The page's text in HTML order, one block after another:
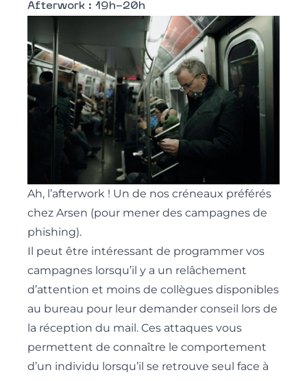
Afterwork : 19h-20h
Ah, l’afterwork ! Un de nos créneaux préférés
chez Arsen (pour mener des campagnes de
phishing).
Il peut être intéressant de programmer vos
campagnes lorsqu’il y a un relâchement
d’attention et moins de collègues disponibles
au bureau pour leur demander conseil lors de
la réception du mail. Ces attaques vous
permettent de connaître le comportement
d’un individu lorsqu’il se retrouve seul face à